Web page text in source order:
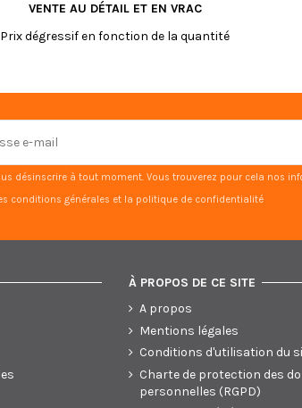
VENTE AU DÉTAIL ET EN VRAC
Prix dégressif en fonction de la quantité
désinscrire à tout moment. Vous trouverez pour cela nos
conditions générales et la politique de confidentialité
À PROPOS DE CE SITE
A propos
Mentions légales
Conditions d'utilisation du
Charte de protection des
personnelles (RGPD)